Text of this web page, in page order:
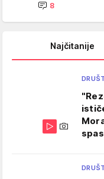
8
Najčitanije